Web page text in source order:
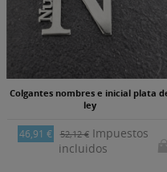
Colgantes nombres e inicial plata
ley
46,91 € 52,12 €Impuestos
incluidos